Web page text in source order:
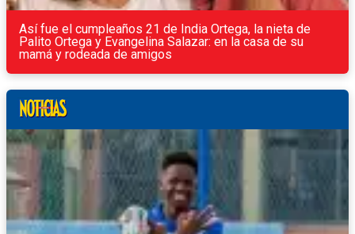
Así fue el cumpleaños 21 de India Ortega, la nieta de
Palito Ortega y Evangelina Salazar: en la casa de su
mamá y rodeada de amigos